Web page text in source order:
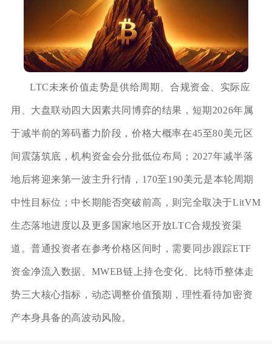
LTC未来价值走势是供给周期、合规资金、实际应
用、大盘联动四大因素共同博弈的结果，短期2026年属
于减半前的筹码蓄力阶段，价格大概率在45至80美元区
间震荡筑底，机构资金会分批低位布局；2027年减半落
地后将迎来第一波主升行情，170至190美元是本轮周期
中性目标位；中长期能否突破前高，则完全取决于LitVM
生态落地进度以及更多国家地区开放LTC合规投资渠
道。普通投资者在参考价格区间时，需要同步跟踪ETF
资金净流入数据、MWEB链上持仓变化、比特币整体走
势三大核心指标，动态调整价值预期，理性看待加密资
产本身具备的高波动风险。